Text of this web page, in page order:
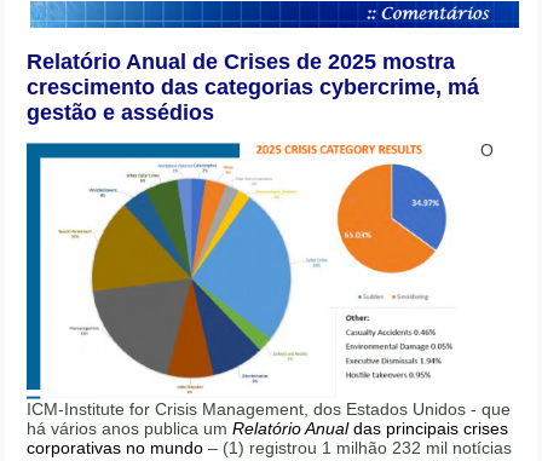
Relatório Anual de Crises de 2025 mostra
crescimento das categorias cybercrime, má
gestão e assédios
O
ICM-Institute for Crisis Management, dos Estados Unidos - que
há vários anos publica umRelatório Anualdas principais crises
corporativas no mundo – (1) registrou 1 milhão 232 mil notícias